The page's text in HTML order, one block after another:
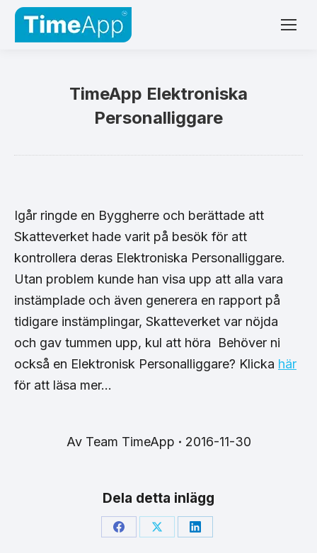
TimeApp Elektroniska
Personalliggare
Igår ringde en Byggherre och berättade att
Skatteverket hade varit på besök för att
kontrollera deras Elektroniska Personalliggare.
Utan problem kunde han visa upp att alla vara
instämplade och även generera en rapport på
tidigare instämplingar, Skatteverket var nöjda
och gav tummen upp, kul att höra
Behöver ni
också en Elektronisk Personalliggare? Klicka här
för att läsa mer…
Av Team TimeApp 2016-11-30
Dela detta inlägg
Share Share Share